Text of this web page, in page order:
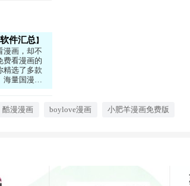
件汇总
漫画，却不
费看漫画的
精选了多款
海量国漫、
网打尽，每
强大的本地
酷漫漫画 boylove漫画 小肥羊漫画免费版